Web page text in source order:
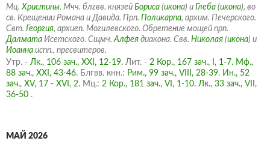
Мц.Христины. Мчч. блгвв. князей Бориса (икона) и Глеба (икона), во
св. Крещении Романа и Давида. Прп. Поликарпа, архим. Печерского.
Свт. Георгия, архиеп. Могилевского. Обретение мощей прп.
Далмата Исетского. Сщмч.Алфея диакона. Свв. Николая (икона) и
Иоанна испп., пресвитеров.
Утр. - Лк., 106 зач., XXI, 12-19. Лит. - 2 Кор., 167 зач., I, 1-7. Мф.,
88 зач., XXI, 43-46. Блгвв. кнн.: Рим., 99 зач., VIII, 28-39. Ин., 52
зач., XV, 17 - XVI, 2. Мц.: 2 Кор., 181 зач., VI, 1-10. Лк., 33 зач., VII,
36-50 .
МАЙ 2026